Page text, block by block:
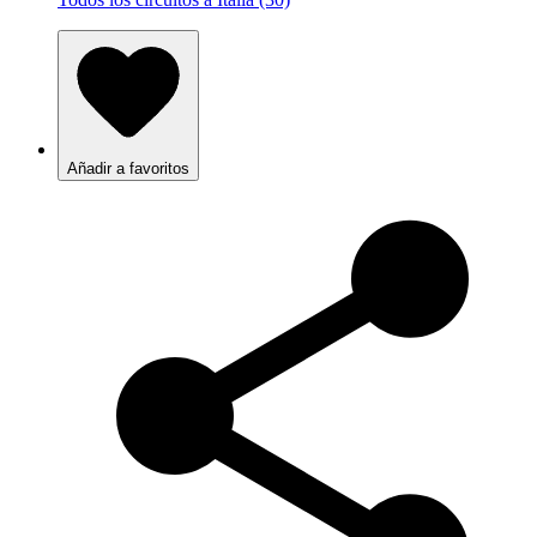
Añadir a favoritos